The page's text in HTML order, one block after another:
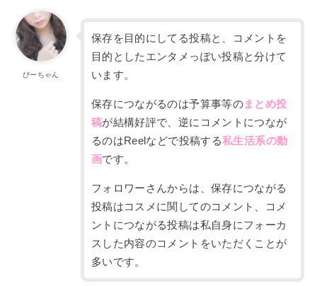
ぴーちゃん
保存を目的にしてる投稿と、コメントを
目的とした エンタメっぽい投稿と分けて
います。
保存につながるのは予算事等のまとめ投
稿が結構好評で、逆に コメントにつなが
るのはReelなどで投稿する私生活系の動
画です。
フォロワーさんからは、保存につながる
投稿はコスメに関してのコメント、
コメ
ントにつながる投稿は私自身にフォーカ
スした内容のコメントをいただくことが
多いです。